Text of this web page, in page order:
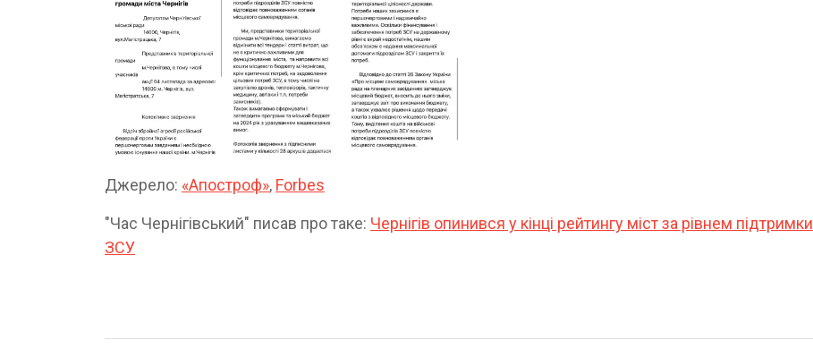
Джерело: «Апостроф», Forbes
"Час Чернігівський" писав про таке: Чернігів опинився у кінці рейтингу міст за рівнем підтримки
ЗСУ